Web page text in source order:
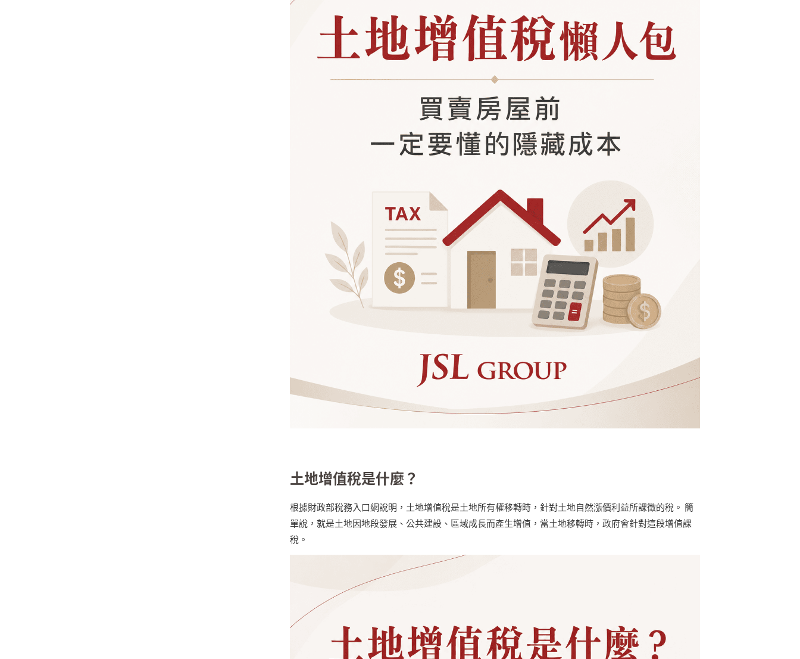
土地增值稅是什麼？
根據財政部稅務入口網說明，土地增值稅是土地所有權移轉時，針對土地自然漲價利益所課徵的稅。 簡
單說，就是土地因地段發展、公共建設、區域成長而產生增值，當土地移轉時，政府會針對這段增值課
稅。